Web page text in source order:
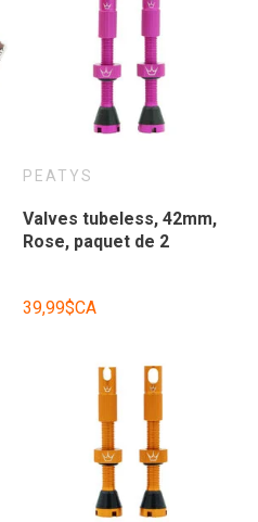
PEATYS
Valves tubeless, 42mm,
Rose, paquet de 2
39,99$CA